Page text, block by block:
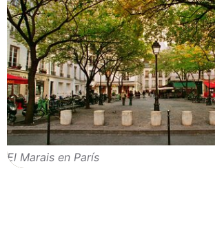
El Marais en París